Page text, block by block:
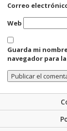
Correo
Web
Guarda mi
navegador para